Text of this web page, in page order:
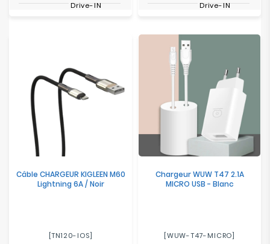
Drive-IN
Drive-IN
Câble CHARGEUR KIGLEEN M60
Lightning 6A / Noir
[TN120-IOS]
Chargeur WUW T47 2.1A
MICRO USB - Blanc
[WUW-T47-MICRO]